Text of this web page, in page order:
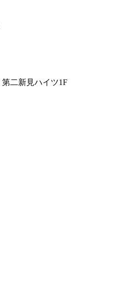
第二新見ハイツ1F